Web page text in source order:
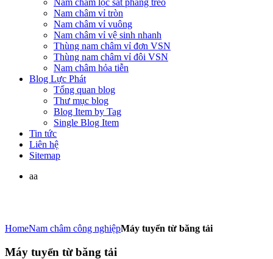
Nam châm vỉ tròn
Nam châm vỉ vuông
Nam châm vỉ vệ sinh nhanh
Thùng nam châm vỉ đơn VSN
Thùng nam châm vỉ đôi VSN
Nam châm hỏa tiễn
Blog Lực Phát
Tổng quan blog
Thư mục blog
Blog Item by Tag
Single Blog Item
Tin tức
Liên hệ
Sitemap
aa
HomeNam châm công nghiệpMáy tuyển từ băng tải
Máy tuyển từ băng tải